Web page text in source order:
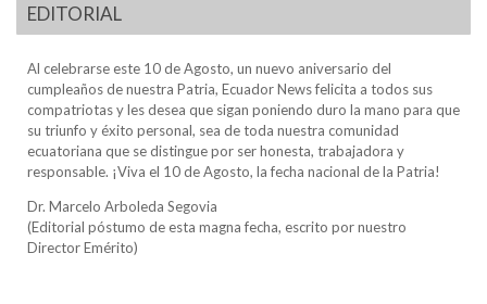
EDITORIAL
Al celebrarse este 10 de Agosto, un nuevo aniversario del
cumpleaños de nuestra Patria, Ecuador News felicita a todos sus
compatriotas y les desea que sigan poniendo duro la mano para que
su triunfo y éxito personal, sea de toda nuestra comunidad
ecuatoriana que se distingue por ser honesta, trabajadora y
responsable. ¡Viva el 10 de Agosto, la fecha nacional de la Patria!
Dr. Marcelo Arboleda Segovia
(Editorial póstumo de esta magna fecha, escrito por nuestro
Director Emérito)